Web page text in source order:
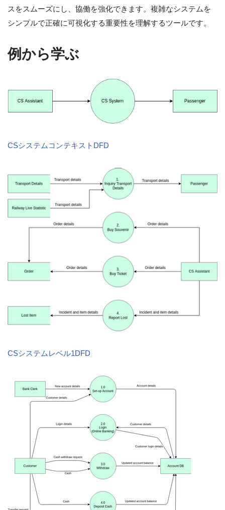
スをスムーズにし、協働を強化できます。複雑なシステムを
シンプルで正確に可視化する重要性を理解するツールです。
例から学ぶ
CSシステムコンテキストDFD
CSシステムレベル1DFD